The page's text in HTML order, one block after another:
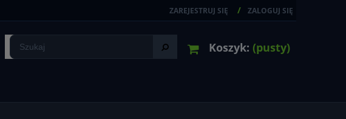
ZAREJESTRUJ SIĘ ZALOGUJ SIĘ
Koszyk: (pusty)